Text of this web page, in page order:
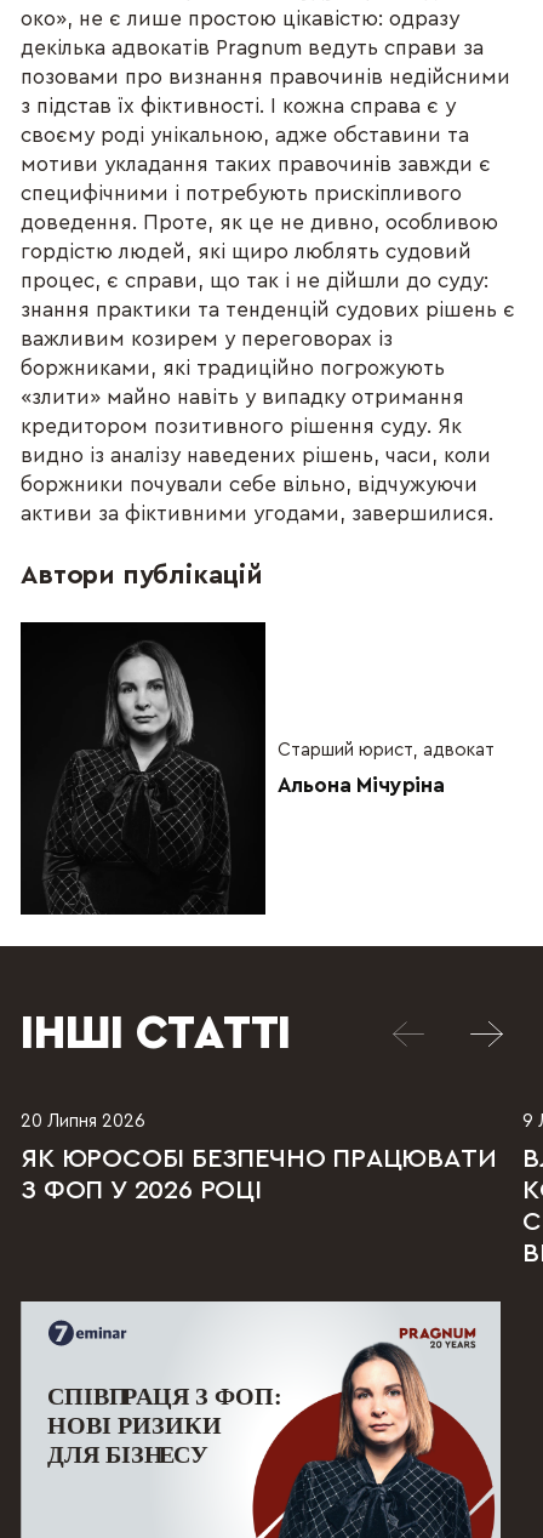
око», не є лише простою цікавістю: одразу
декілька адвокатів Pragnum ведуть справи за
позовами про визнання правочинів недійсними
з підстав їх фіктивності. І кожна справа є у
своєму роді унікальною, адже обставини та
мотиви укладання таких правочинів завжди є
специфічними і потребують прискіпливого
доведення. Проте, як це не дивно, особливою
гордістю людей, які щиро люблять судовий
процес, є справи, що так і не дійшли до суду:
знання практики та тенденцій судових рішень є
важливим козирем у переговорах із
боржниками, які традиційно погрожують
«злити» майно навіть у випадку отримання
кредитором позитивного рішення суду. Як
видно із аналізу наведених рішень, часи, коли
боржники почували себе вільно, відчужуючи
активи за фіктивними угодами, завершилися.
Автори публікацій
Старший юрист, адвокат
Альона Мічуріна
ІНШІ СТАТТІ
20 Липня 2026
ЯК ЮРОСОБІ БЕЗПЕЧНО ПРАЦЮВАТИ
З ФОП У 2026 РОЦІ
9